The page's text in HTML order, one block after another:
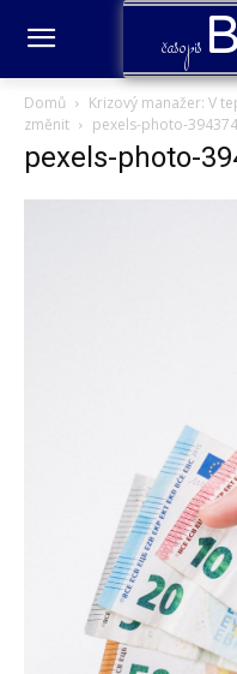
časopis
Domů
Krizový manažer: V
změnit
pexels-photo-
pexels-photo-